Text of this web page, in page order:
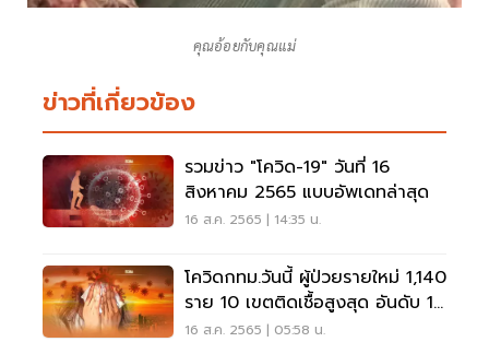
คุณอ้อยกับคุณแม่
ข่าวที่เกี่ยวข้อง
รวมข่าว "โควิด-19" วันที่ 16
สิงหาคม 2565 แบบอัพเดทล่าสุด
16 ส.ค. 2565 | 14:35 น.
โควิดกทม.วันนี้ ผู้ป่วยรายใหม่ 1,140
ราย 10 เขตติดเชื้อสูงสุด อันดับ 1
ราชเทวี
16 ส.ค. 2565 | 05:58 น.